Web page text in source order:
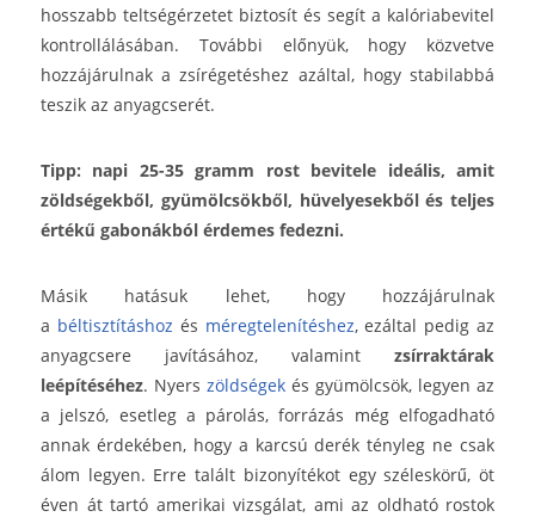
hosszabb teltségérzetet biztosít és segít a kalóriabevitel
kontrollálásában. További előnyük, hogy közvetve
hozzájárulnak a zsírégetéshez azáltal, hogy stabilabbá
teszik az anyagcserét.
Tipp: napi 25-35 gramm rost bevitele ideális, amit
zöldségekből, gyümölcsökből, hüvelyesekből és teljes
értékű gabonákból érdemes fedezni.
Másik hatásuk lehet, hogy hozzájárulnak
a béltisztításhoz és méregtelenítéshez, ezáltal pedig az
anyagcsere javításához, valamint zsírraktárak
leépítéséhez. Nyers zöldségek és gyümölcsök, legyen az
a jelszó, esetleg a párolás, forrázás még elfogadható
annak érdekében, hogy a karcsú derék tényleg ne csak
álom legyen. Erre talált bizonyítékot egy széleskörű, öt
éven át tartó amerikai vizsgálat, ami az oldható rostok